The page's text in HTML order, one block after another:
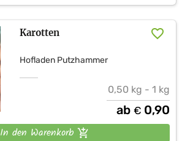
Karotten
Hofladen Putzhammer
0,50 kg - 1 kg
ab € 0,90
In den Warenkorb